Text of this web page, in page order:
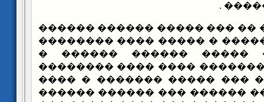
��� ���� ��� �� ��� �����
�� �������� ������� �
�������� ���� �����
������ ��� ��� �������
���� ����� ���� ��� �����
���� ������ ���� ������